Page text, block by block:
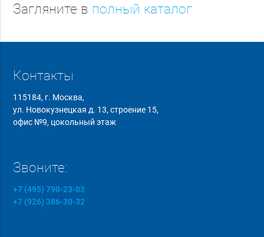
Загляните в полный каталог
Контакты
115184, г. Москва,
ул. Новокузнецкая д. 13, строение 15,
офис №9, цокольный этаж
Звоните:
+7 (495) 790-23-03
+7 (926) 386-30-32